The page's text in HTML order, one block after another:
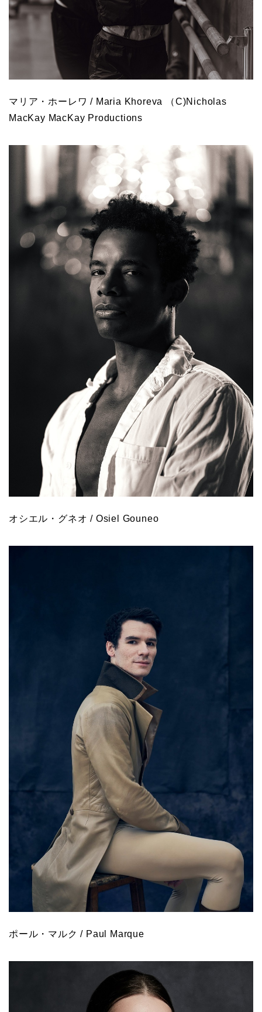
マリア・ホーレワ / Maria Khoreva （C)Nicholas
MacKay MacKay Productions
オシエル・グネオ / Osiel Gouneo
ポール・マルク / Paul Marque